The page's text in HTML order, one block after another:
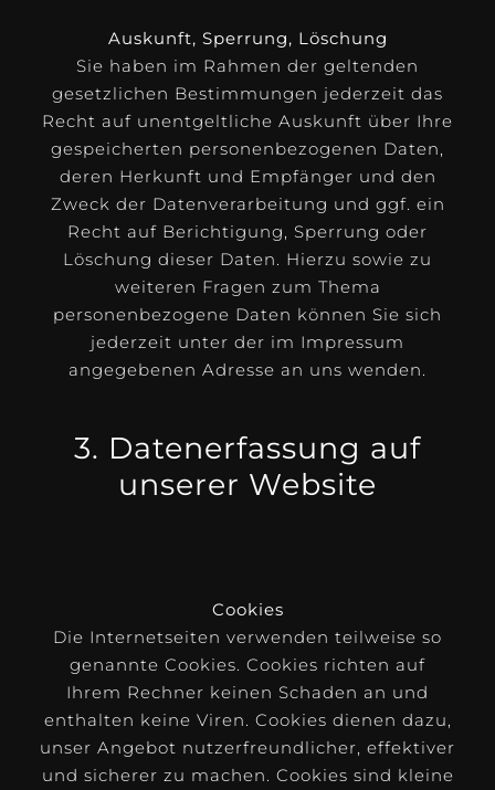
Auskunft, Sperrung, Löschung
Sie haben im Rahmen der geltenden
gesetzlichen Bestimmungen jederzeit das
Recht auf unentgeltliche Auskunft über Ihre
gespeicherten personenbezogenen Daten,
deren Herkunft und Empfänger und den
Zweck der Datenverarbeitung und ggf. ein
Recht auf Berichtigung, Sperrung oder
Löschung dieser Daten. Hierzu sowie zu
weiteren Fragen zum Thema
personenbezogene Daten können Sie sich
jederzeit unter der im Impressum
angegebenen Adresse an uns wenden.
3. Datenerfassung auf
unserer Website
Cookies
Die Internetseiten verwenden teilweise so
genannte Cookies. Cookies richten auf
Ihrem Rechner keinen Schaden an und
enthalten keine Viren. Cookies dienen dazu,
unser Angebot nutzerfreundlicher, effektiver
und sicherer zu machen. Cookies sind kleine